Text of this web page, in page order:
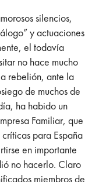
silencios,
y actuaciones
el todavía
no hace mucho
rebelión, ante la
de muchos de
ha habido un
Familiar, que
para España
en importante
no hacerlo. Claro
miembros de